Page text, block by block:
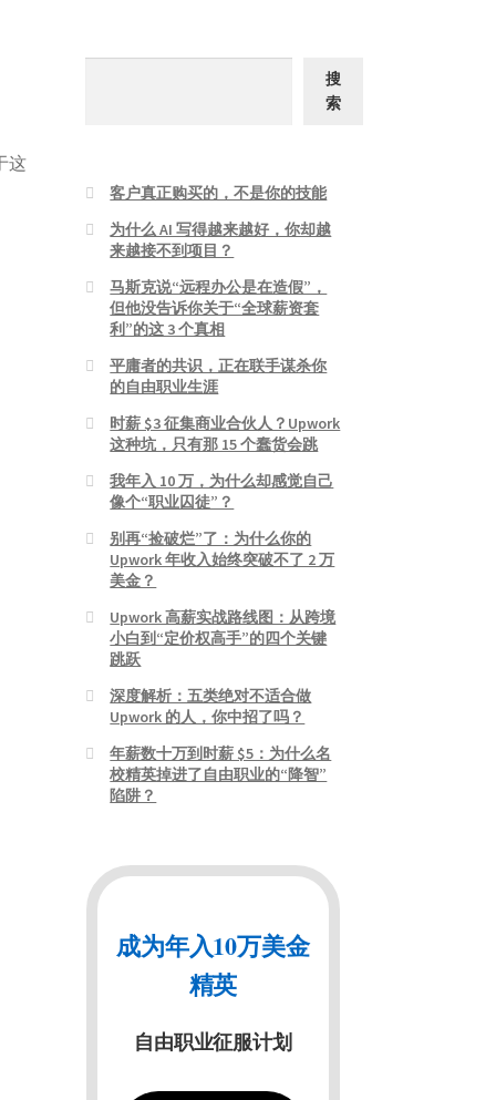
这
搜
索
客户真正购买的，不是你的技能
为什么 AI 写得越来越好，你却越
来越接不到项目？
马斯克说“远程办公是在造假”，
但他没告诉你关于“全球薪资套
利”的这 3 个真相
平庸者的共识，正在联手谋杀你
的自由职业生涯
时薪 $3 征集商业合伙人？Upwork
这种坑，只有那 15 个蠢货会跳
我年入 10 万，为什么却感觉自己
像个“职业囚徒”？
别再“捡破烂”了：为什么你的
Upwork 年收入始终突破不了 2 万
美金？
Upwork 高薪实战路线图：从跨境
小白到“定价权高手”的四个关键
跳跃
深度解析：五类绝对不适合做
Upwork 的人，你中招了吗？
年薪数十万到时薪 $5：为什么名
校精英掉进了自由职业的“降智”
陷阱？
成为年入10万美金
精英
自由职业征服计划